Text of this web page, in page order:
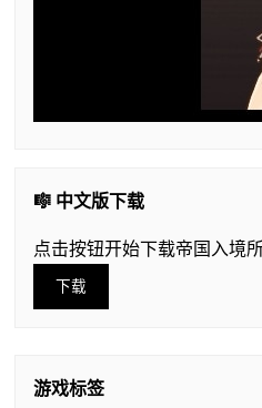
🎼 中文版下载
点击按钮开始下载帝国入境
下载
游戏标签